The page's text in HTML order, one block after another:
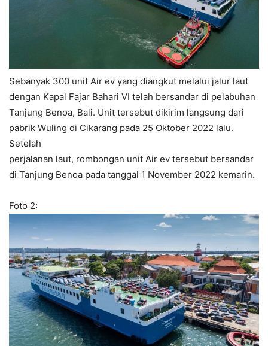
Sebanyak 300 unit Air ev yang diangkut melalui jalur laut
dengan Kapal Fajar Bahari VI telah bersandar di pelabuhan
Tanjung Benoa, Bali. Unit tersebut dikirim langsung dari
pabrik Wuling di Cikarang pada 25 Oktober 2022 lalu.
Setelah
perjalanan laut, rombongan unit Air ev tersebut bersandar
di Tanjung Benoa pada tanggal 1 November 2022 kemarin.
Foto 2: